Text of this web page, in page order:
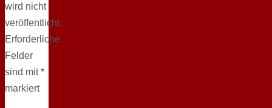
wird nicht
veröffentlicht.
Erforderliche
Felder
sind mit*
markiert